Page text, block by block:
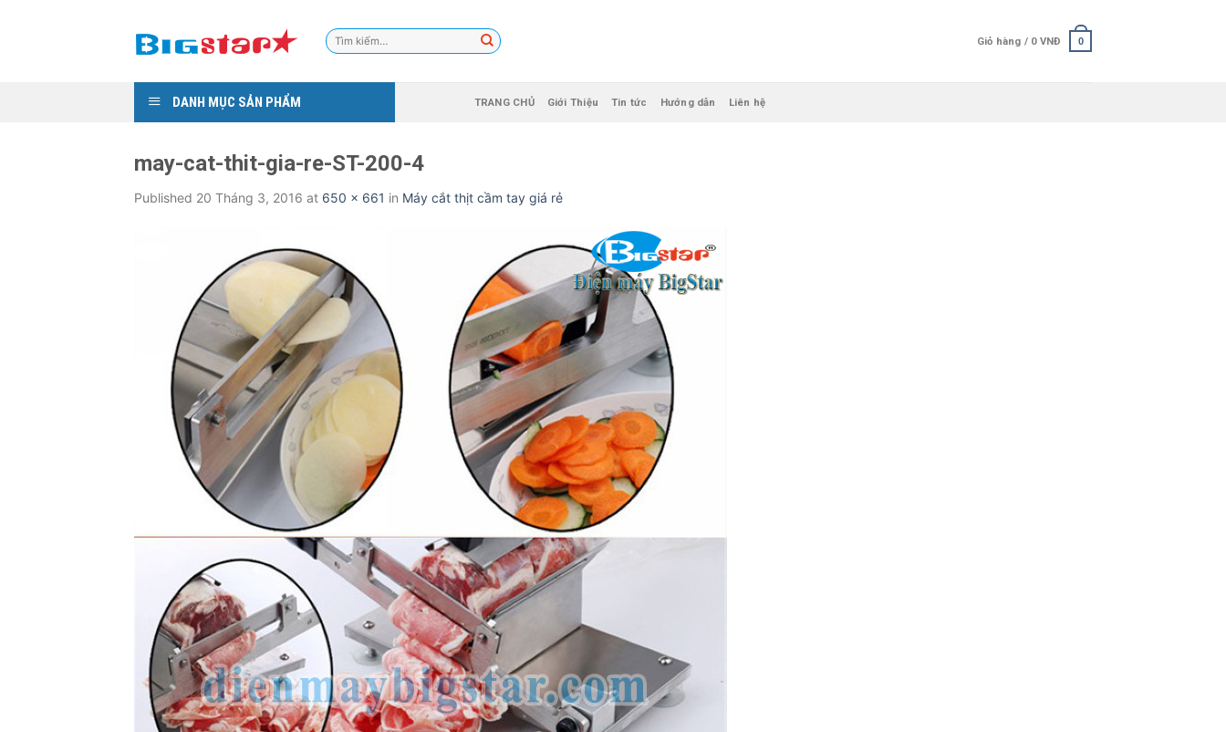
Tìm
kiếm:
Giỏ hàng / 0 VNĐ 0
DANH MỤC SẢN PHẨM TRANG CHỦ Giới Thiệu Tin tức Hướng dẫn Liên hệ
may-cat-thit-gia-re-ST-200-4
Published 20 Tháng 3, 2016 at 650 × 661 in Máy cắt thịt cầm tay giá rẻ